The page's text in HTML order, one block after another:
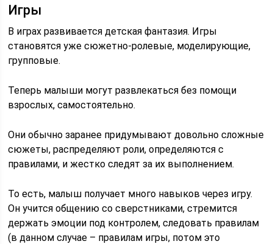
Игры
В играх развивается детская фантазия. Игры
становятся уже сюжетно-ролевые, моделирующие,
групповые.
Теперь малыши могут развлекаться без помощи
взрослых, самостоятельно.
Они обычно заранее придумывают довольно сложные
сюжеты, распределяют роли, определяются с
правилами, и жестко следят за их выполнением.
То есть, малыш получает много навыков через игру.
Он учится общению со сверстниками, стремится
держать эмоции под контролем, следовать правилам
(в данном случае – правилам игры, потом это